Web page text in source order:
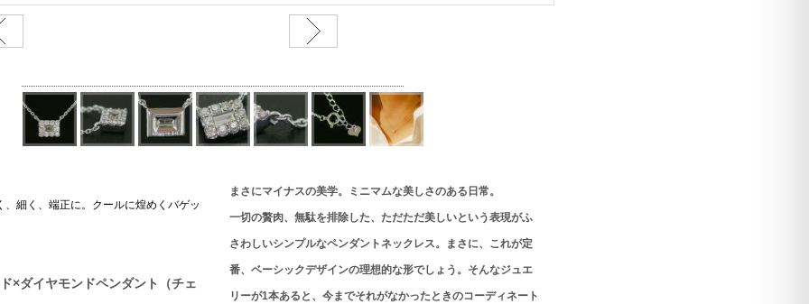
まさにマイナスの美学。ミニマムな美しさのある日常。
一切の贅肉、無駄を排除した、ただただ美しいという表現がふ
さわしいシンプルなペンダントネックレス。まさに、これが定
番、ベーシックデザインの理想的な形でしょう。そんなジュエ
リーが1本あると、今までそれがなかったときのコーディネート
、細く、端正に。クールに煌めくバゲッ
×ダイヤモンドペンダント（チェ